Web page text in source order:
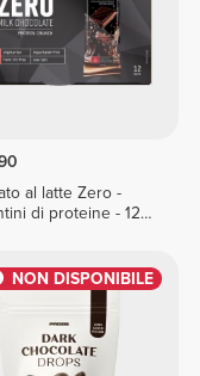
al latte Zero -
di proteine - 12
NON DISPONIBILE